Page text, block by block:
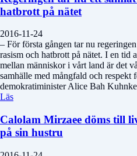
hatbrott på nätet
2016-11-24
– För första gången tar nu
rasism och hatbrott på nätet. I en
mellan människor i vårt land är det
samhälle med mångfald och respekt
demokratiminister Alice Bah
Läs
Calolam Mirzaee döms till
på sin hustru